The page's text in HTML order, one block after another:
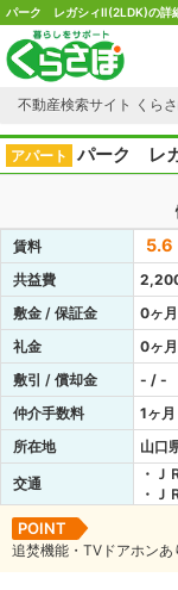
パーク レガシィⅡ(2LDK)の詳
不動産検索サイト くら
アパート パーク レ
賃料
5.6
共益費
敷金 / 保証金
0ヶ
礼金
0ヶ月
敷引 / 償却金
- / -
仲介手数料
1ヶ月
所在地
山口
交通
・Ｊ
・Ｊ
POINT
追焚機能・TVドアホンあ